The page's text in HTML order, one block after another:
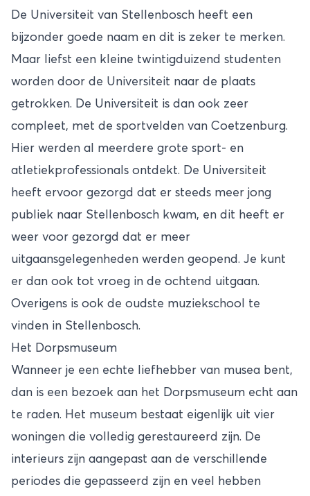
De Universiteit van Stellenbosch heeft een
bijzonder goede naam en dit is zeker te merken.
Maar liefst een kleine twintigduizend studenten
worden door de Universiteit naar de plaats
getrokken. De Universiteit is dan ook zeer
compleet, met de sportvelden van Coetzenburg.
Hier werden al meerdere grote sport- en
atletiekprofessionals ontdekt. De Universiteit
heeft ervoor gezorgd dat er steeds meer jong
publiek naar Stellenbosch kwam, en dit heeft er
weer voor gezorgd dat er meer
uitgaansgelegenheden werden geopend. Je kunt
er dan ook tot vroeg in de ochtend uitgaan.
Overigens is ook de oudste muziekschool te
vinden in Stellenbosch.
Het Dorpsmuseum
Wanneer je een echte liefhebber van musea bent,
dan is een bezoek aan het Dorpsmuseum echt aan
te raden. Het museum bestaat eigenlijk uit vier
woningen die volledig gerestaureerd zijn. De
interieurs zijn aangepast aan de verschillende
periodes die gepasseerd zijn en veel hebben